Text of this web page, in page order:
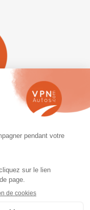
nous
site
le réseau VPN Autos